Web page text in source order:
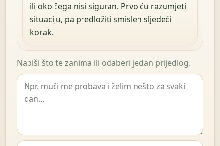
ili oko čega nisi siguran. Prvo ću razumjeti
situaciju, pa predložiti smislen sljedeći
korak.
Napiši što te zanima ili odaberi jedan prijedlog.